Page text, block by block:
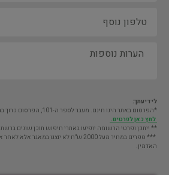
לידיעתך:
*הפרסום באתר הינו חינם. מעבר לספר ה-101, הפרסום כרוך בתשלום שנתי
לחץ כאן לפרטים.
** ייתכן ופרטי הרשומה יופיעו באתרי חיפוש תוכן שונים ברשת
*** ספרים במחיר מעל 2000 ש"ח לא יוצגו במאגר אלא לאחר אישור
האדמין.